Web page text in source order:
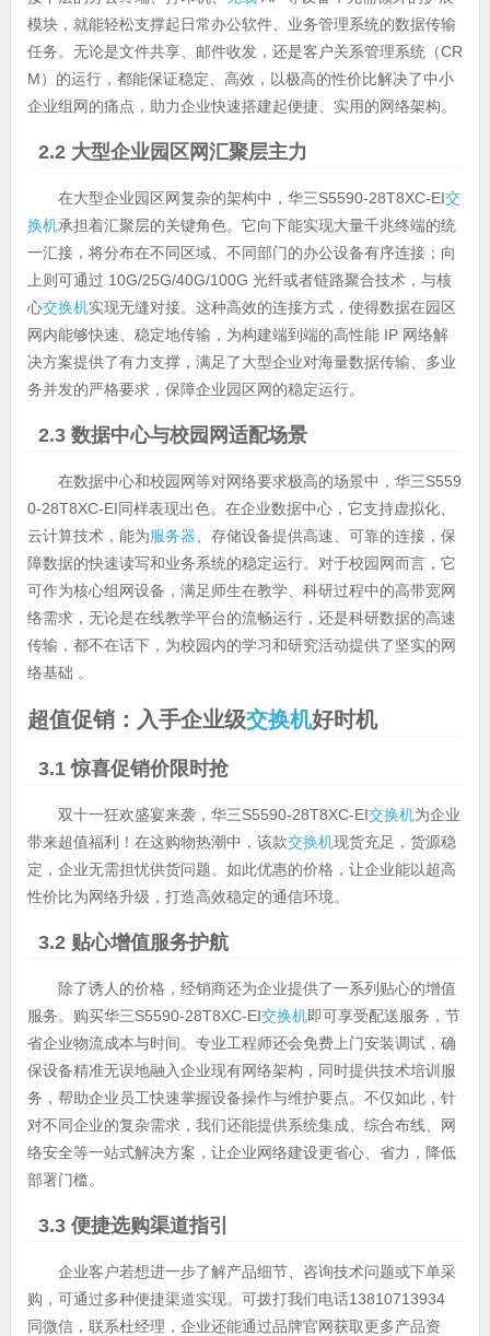
模块，就能轻松支撑起日常办公软件、业务管理系统的数据传输
任务。无论是文件共享、邮件收发，还是客户关系管理系统（CR
M）的运行，都能保证稳定、高效，以极高的性价比解决了中小
企业组网的痛点，助力企业快速搭建起便捷、实用的网络架构。
2.2 大型企业园区网汇聚层主力
在大型企业园区网复杂的架构中，华三S5590-28T8XC-EI交
换机承担着汇聚层的关键角色。它向下能实现大量千兆终端的统
一汇接，将分布在不同区域、不同部门的办公设备有序连接；向
上则可通过 10G/25G/40G/100G 光纤或者链路聚合技术，与核
心交换机实现无缝对接。这种高效的连接方式，使得数据在园区
网内能够快速、稳定地传输，为构建端到端的高性能 IP 网络解
决方案提供了有力支撑，满足了大型企业对海量数据传输、多业
务并发的严格要求，保障企业园区网的稳定运行。
2.3 数据中心与校园网适配场景
在数据中心和校园网等对网络要求极高的场景中，华三S559
0-28T8XC-EI同样表现出色。在企业数据中心，它支持虚拟化、
云计算技术，能为服务器 、存储设备提供高速、可靠的连接，保
障数据的快速读写和业务系统的稳定运行。对于校园网而言，它
可作为核心组网设备，满足师生在教学、科研过程中的高带宽网
络需求，无论是在线教学平台的流畅运行，还是科研数据的高速
传输，都不在话下，为校园内的学习和研究活动提供了坚实的网
络基础 。
超值促销：入手企业级交换机好时机
3.1 惊喜促销价限时抢
双十一狂欢盛宴来袭，华三S5590-28T8XC-EI交换机为企业
带来超值福利！在这购物热潮中，该款交换机现货充足，货源稳
定，企业无需担忧供货问题。如此优惠的价格，让企业能以超高
性价比为网络升级，打造高效稳定的通信环境。
3.2 贴心增值服务护航
除了诱人的价格，经销商还为企业提供了一系列贴心的增值
服务。购买华三S5590-28T8XC-EI交换机即可享受配送服务，节
省企业物流成本与时间。专业工程师还会免费上门安装调试，确
保设备精准无误地融入企业现有网络架构，同时提供技术培训服
务，帮助企业员工快速掌握设备操作与维护要点。不仅如此，针
对不同企业的复杂需求，我们还能提供系统集成、综合布线、网
络安全等一站式解决方案，让企业网络建设更省心、省力，降低
部署门槛。
3.3 便捷选购渠道指引
企业客户若想进一步了解产品细节、咨询技术问题或下单采
购，可通过多种便捷渠道实现。可拨打我们电话13810713934
同微信，联系杜经理，企业还能通过品牌官网获取更多产品资